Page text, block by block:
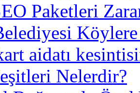
Paketleri
aidatı
Nelerdir?